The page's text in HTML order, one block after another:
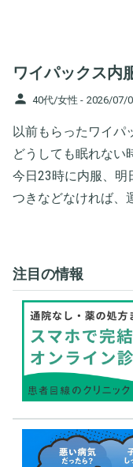
ワイパックス内
person 40代/女性 - 2026/07/
以前もらったワイパ
どうしても眠れない
今日23時に内服、明
つきなどなければ、
注目の情報